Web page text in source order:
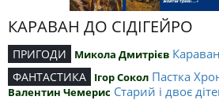
КАРАВАН ДО СІДІГЕЙРО
ПРИГОДИ Микола Дмитрієв
ФАНТАСТИКА Ігор Сокол Пастка
Валентин Чемерис Старий і двоє